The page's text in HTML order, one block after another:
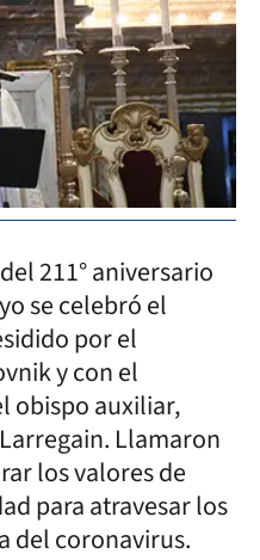
211° aniversario
se celebró el
por el
y con el
obispo auxiliar,
Llamaron
los valores de
para atravesar los
del coronavirus.